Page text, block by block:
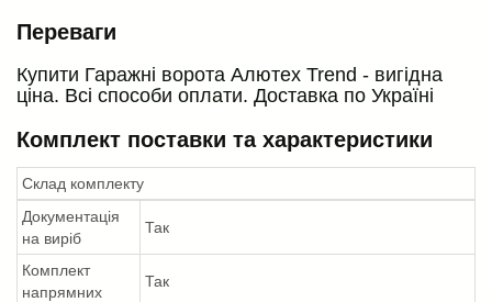
Переваги
Купити Гаражні ворота Алютех Trend - вигідна
ціна. Всі способи оплати. Доставка по Україні
Комплект поставки та характеристики
Склад комплекту
Документація
на виріб
Так
Комплект
напрямних
Так